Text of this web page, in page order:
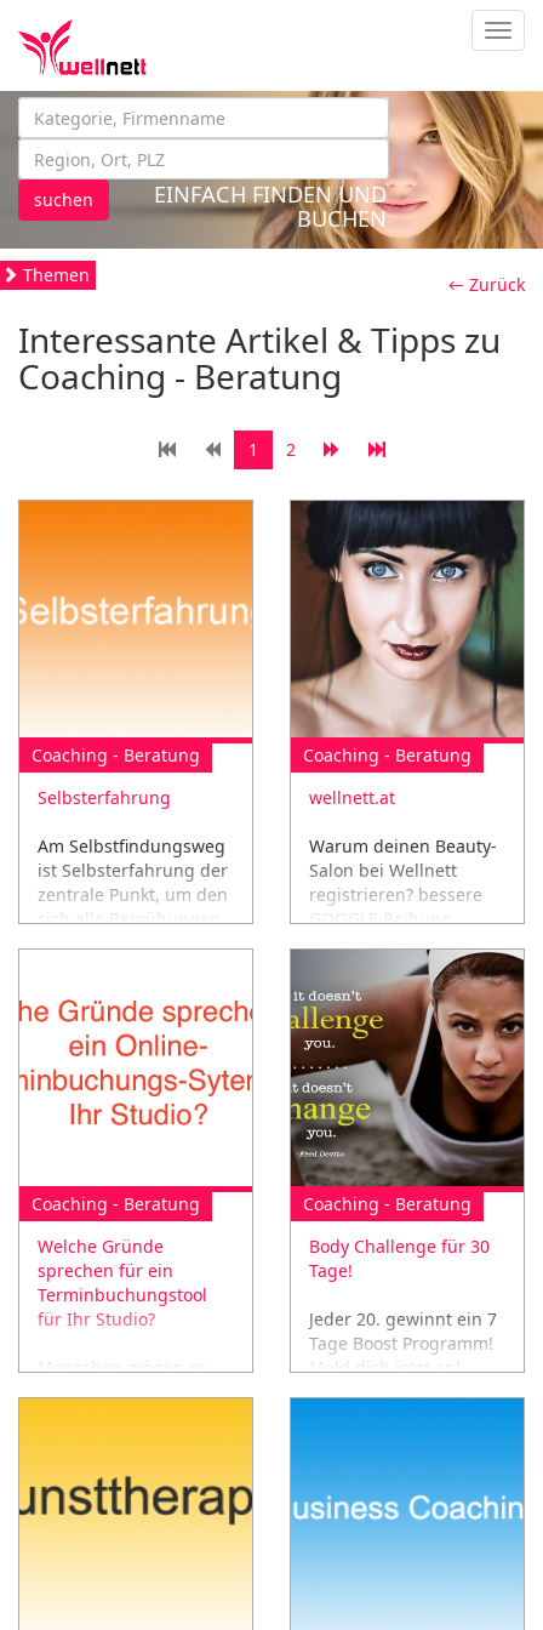
suchen
EINFACH FINDEN UND
BUCHEN
Themen ← Zurück
Interessante Artikel & Tipps zu
Coaching - Beratung
1 2
Coaching - Beratung
Selbsterfahrung
Am Selbstfindungsweg
ist Selbsterfahrung der
zentrale Punkt, um den
sich alle Bemühungen
drehen...
Coaching - Beratung
wellnett.at
Warum deinen Beauty-
Salon bei Wellnett
registrieren? bessere
GOOGLE Reihung,
besser im INTERNET
gefunden werden,
Buchungen OHNE
versteckte Kosten,
NOCH NICHT GENUG?
www.wellnett.at/wn/fuer-
unternehmen/
Coaching - Beratung
Welche Gründe
sprechen für ein
Terminbuchungstool
für Ihr Studio?
Menschen mögen es,
wenn sie sich auf
können. Deshalb
buchen wir ein Hotel,
Coaching - Beratung
Body Challenge für 30
Tage!
Jeder 20. gewinnt ein 7
Tage Boost Programm!
Meld dich jetzt an!
Mach die Body